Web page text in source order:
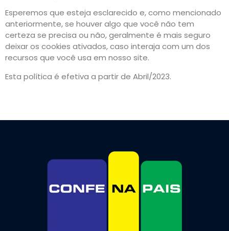
Esperemos que esteja esclarecido e, como mencionado
anteriormente, se houver algo que você não tem
certeza se precisa ou não, geralmente é mais seguro
deixar os cookies ativados, caso interaja com um dos
recursos que você usa em nosso site.
Esta política é efetiva a partir de Abril/2023.